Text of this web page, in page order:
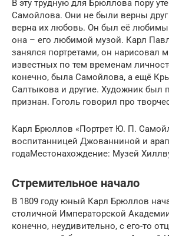
В эту трудную для Брюллова пору
Самойлова. Они не были верны друг
верна их любовь. Он был её
она – его любимой музой. Карл
занялся портретами, он нарисовал
известных по тем временам
конечно, была Самойлова, а ещё
Салтыкова и другие. Художник был
признан. Гоголь говорил про
Карл Брюллов «Портрет Ю. П.
воспитанницей Джованниной и
годаМестонахождение: Музей
Стремительное начало
В 1809 году юный Карл Брюллов
столичной Императорской
конечно, неудивительно, с его-то